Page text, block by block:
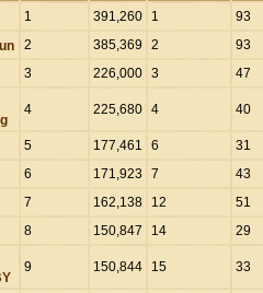
1 391,260 1
93
2 385,369 2
93
3 226,000 3 47
4 225,680 4 40
5 177,461 6
31
6 171,923 7
43
7 162,138 12
51
8 150,847 14 29
9 150,844 15 33